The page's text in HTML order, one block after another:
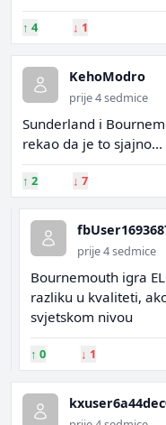
↑ 4 ↓ 1
KehoModro
prije 4 sedmice
Sunderland i
rekao da je to sjajno...
↑ 2 ↓ 7
prije 4 sedmice
Bournemouth igra
razliku u kvaliteti,
svjetskom nivou
↑ 0 ↓ 1